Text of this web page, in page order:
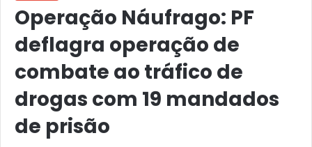
Operação Náufrago: PF
deflagra operação de
combate ao tráfico de
drogas com 19 mandados
de prisão